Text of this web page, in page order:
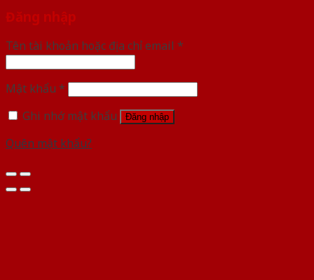
Đăng nhập
Tên tài khoản hoặc địa chỉ email *
Mật khẩu *
Ghi nhớ mật khẩu
Đăng nhập
Quên mật khẩu?